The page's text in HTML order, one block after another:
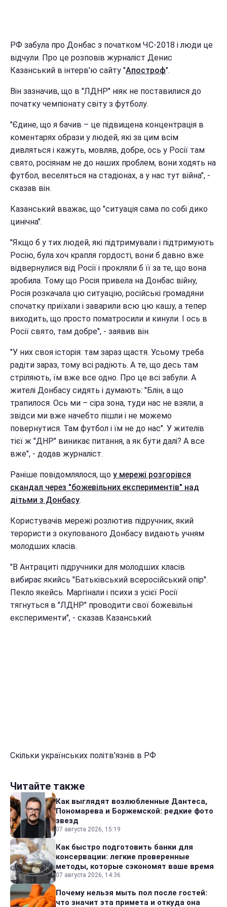
РФ забула про Донбас з початком ЧС-2018 і люди це
відчули. Про це розповів журналіст Денис
Казанський в інтерв'ю сайту "Апостроф".
Він зазначив, що в "ЛДНР" ніяк не поставилися до
початку чемпіонату світу з футболу.
"Єдине, що я бачив – це підвищена концентрація в
коментарях образи у людей, які за цим всім
дивляться і кажуть, мовляв, добре, ось у Росії там
свято, росіянам не до наших проблем, вони ходять на
футбол, веселяться на стадіонах, а у нас тут війна", -
сказав він.
Казанський вважає, що "ситуація сама по собі дико
цинічна".
"Якщо б у тих людей, які підтримували і підтримують
Росію, була хоч крапля гордості, вони б давно вже
відвернулися від Росії і прокляли б її за те, що вона
зробила. Тому що Росія привела на Донбас війну,
Росія розкачала цю ситуацію, російські громадяни
спочатку приїхали і заварили всю цю кашу, а тепер
виходить, що просто поматросили и кинули. І ось в
Росії свято, там добре", - заявив він.
"У них своя історія: там зараз щастя. Усьому треба
радіти зараз, тому всі радіють. А те, що десь там
стріляють, їм вже все одно. Про це всі забули. А
жителі Донбасу сидять і думають: "Блін, а що
трапилося. Ось ми – сіра зона, туди нас не взяли, а
звідси ми вже начебто пішли і не можемо
повернутися. Там футбол і їм не до нас". У жителів
тієї ж "ДНР" виникає питання, а як бути далі? А все
вже", - додав журналіст.
Раніше повідомлялося, що у мережі розгорівся
скандал через "божевільних експериментів" над
дітьми з Донбасу.
Користувачів мережі розлютив підручник, який
терористи з окупованого Донбасу видають учням
молодших класів.
"В Антрациті підручники для молодших класів
вибирає якийсь "Батьківський всеросійський опір".
Пекло якейсь. Маргінали і психи з усієї Росії
тягнуться в "ЛДНР" проводити свої божевільні
експерименти", - сказав Казанський.
Скільки українських політв'язнів в РФ
Читайте также
Как выглядят возлюбленные Дантеса,
Пономарева и Боржемской: редкие фото
звезд
07 августа 2026, 15:19
Как быстро подготовить банки для
консервации: легкие проверенные
методы, которые сэкономят ваше время
07 августа 2026, 14:36
Почему нельзя мыть пол после гостей:
что значит эта примета и откуда она